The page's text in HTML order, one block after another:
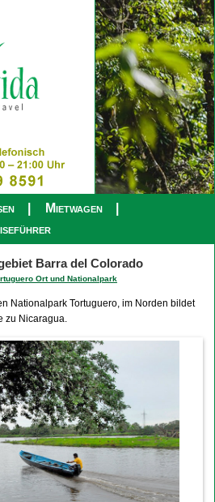
Mietwagen
Barra del Colorado
Ort und Nationalpark
Nationalpark Tortuguero, im Norden bildet
zu Nicaragua.